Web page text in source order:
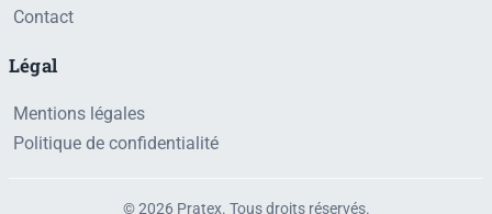
Contact
Légal
Mentions légales
Politique de confidentialité
© 2026 Pratex. Tous droits réservés.